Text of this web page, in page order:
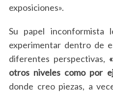
exposiciones».
Su papel inconformista
experimentar dentro de
diferentes perspectivas,
otros niveles como por
donde creo piezas, a